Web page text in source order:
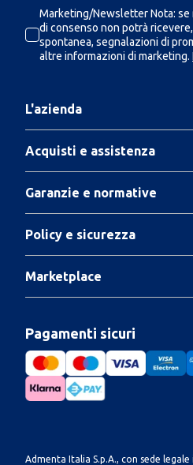
Marketing/Newsletter Nota: se
di consenso non potrà
spontanea, segnalazioni di
altre informazioni di marketing.
L'azienda
Acquisti e assistenza
Garanzie e normative
Policy e sicurezza
Marketplace
Pagamenti sicuri
Admenta Italia S.p.A., con sede